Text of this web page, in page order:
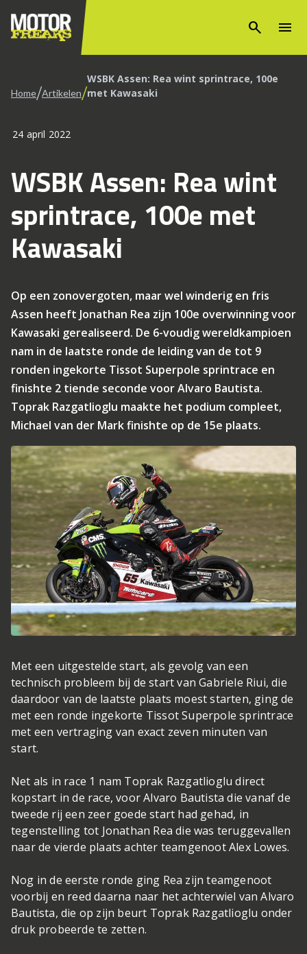
search menu
Home/Artikelen/WSBK Assen: Rea wint sprintrace, 100e
met Kawasaki
24 april 2022
WSBK Assen: Rea wint
sprintrace, 100e met
Kawasaki
Op een zonovergoten, maar wel winderig en fris
Assen heeft Jonathan Rea zijn 100e overwinning voor
Kawasaki gerealiseerd. De 6-voudig wereldkampioen
nam in de laatste ronde de leiding van de tot 9
ronden ingekorte Tissot Superpole sprintrace en
finishte 2 tiende seconde voor Alvaro Bautista.
Toprak Razgatlioglu maakte het podium compleet,
Michael van der Mark finishte op de 15e plaats.
Met een uitgestelde start, als gevolg van een
technisch probleem bij de start van Gabriele Riui, die
daardoor van de laatste plaats moest starten, ging de
met een ronde ingekorte Tissot Superpole sprintrace
met een vertraging van exact zeven minuten van
start.
Net als in race 1 nam Toprak Razgatlioglu direct
kopstart in de race, voor Alvaro Bautista die vanaf de
tweede rij een zeer goede start had gehad, in
tegenstelling tot Jonathan Rea die was teruggevallen
naar de vierde plaats achter teamgenoot Alex Lowes.
Nog in de eerste ronde ging Rea zijn teamgenoot
voorbij en reed daarna naar het achterwiel van Alvaro
Bautista, die op zijn beurt Toprak Razgatlioglu onder
druk probeerde te zetten.